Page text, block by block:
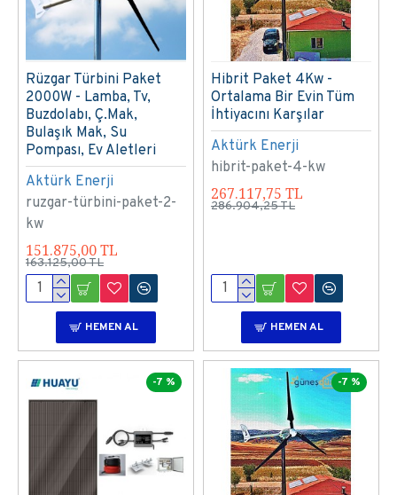
Aktürk Enerji
ruzgar-türbini-paket-2-
kw
Rüzgar Türbini Paket
2000W - Lamba, Tv,
Buzdolabı, Ç.Mak,
Bulaşık Mak, Su
Pompası, Ev Aletleri
151.875,00 TL
163.125,00 TL
HEMEN AL
Aktürk Enerji
hibrit-paket-4-kw
Hibrit Paket 4Kw -
Ortalama Bir Evin Tüm
İhtiyacını Karşılar
267.117,75 TL
286.904,25 TL
HEMEN AL
-7 % -7 %